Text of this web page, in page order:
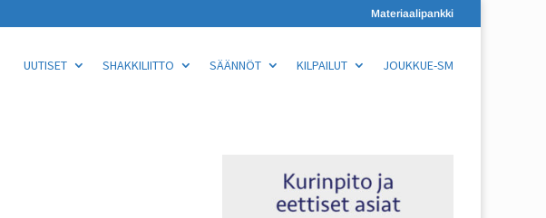
Materiaalipankki
UUTISET SHAKKILIITTO SÄÄNNÖT KILPAILUT JOUKKUE-SM